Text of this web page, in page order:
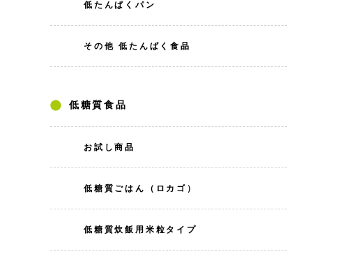
低たんぱくパン
その他 低たんぱく食品
低糖質食品
お試し商品
低糖質ごはん（ロカゴ）
低糖質炊飯用米粒タイプ